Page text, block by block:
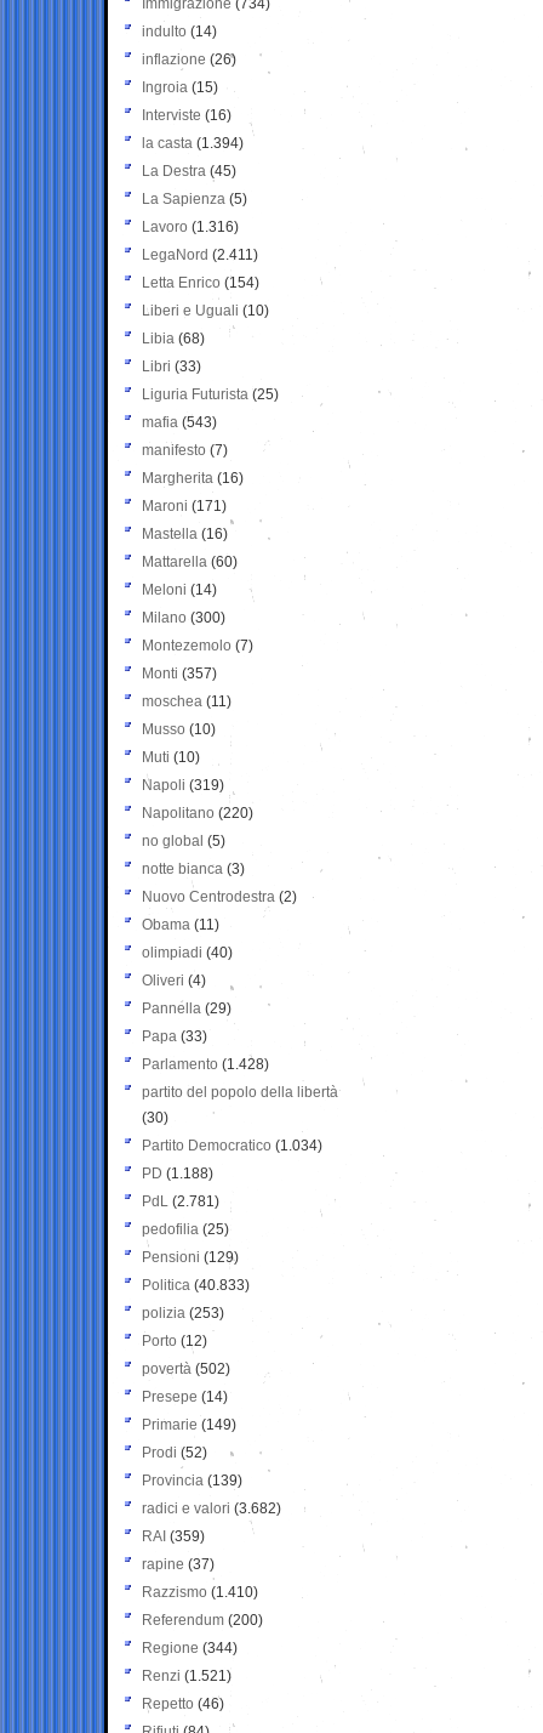
Immigrazione (734)
indulto (14)
inflazione (26)
Ingroia (15)
Interviste (16)
la casta (1.394)
La Destra (45)
La Sapienza (5)
Lavoro (1.316)
LegaNord (2.411)
Letta Enrico (154)
Liberi e Uguali (10)
Libia (68)
Libri (33)
Liguria Futurista (25)
mafia (543)
manifesto (7)
Margherita (16)
Maroni (171)
Mastella (16)
Mattarella (60)
Meloni (14)
Milano (300)
Montezemolo (7)
Monti (357)
moschea (11)
Musso (10)
Muti (10)
Napoli (319)
Napolitano (220)
no global (5)
notte bianca (3)
Nuovo Centrodestra (2)
Obama (11)
olimpiadi (40)
Oliveri (4)
Pannella (29)
Papa (33)
Parlamento (1.428)
partito del popolo della libertà
(30)
Partito Democratico (1.034)
PD (1.188)
PdL (2.781)
pedofilia (25)
Pensioni (129)
Politica (40.833)
polizia (253)
Porto (12)
povertà (502)
Presepe (14)
Primarie (149)
Prodi (52)
Provincia (139)
radici e valori (3.682)
RAI (359)
rapine (37)
Razzismo (1.410)
Referendum (200)
Regione (344)
Renzi (1.521)
Repetto (46)